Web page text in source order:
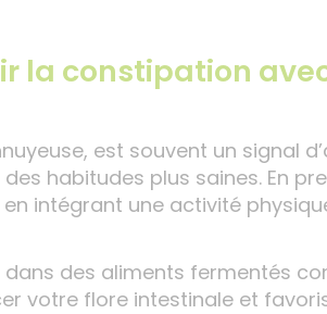
la constipation
est souvent un signal
habitudes plus saines. En
intégrant une activité
dans des aliments fermentés
votre flore intestinale et